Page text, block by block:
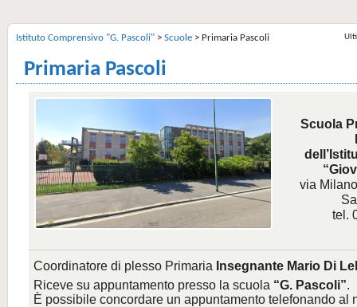
Istituto Comprensivo "G. Pascoli"> Scuole> Primaria Pascoli
Primaria Pascoli
Scuola
via
tel.
Coordinatore di plesso Primaria Insegnante Mario Di
Riceve su appuntamento presso la scuola “G. Pascoli”.
È possibile concordare un appuntamento telefonando al